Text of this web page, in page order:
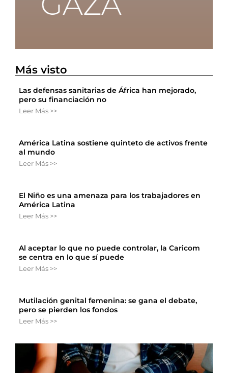
Más visto
Las defensas sanitarias de África han mejorado,
pero su financiación no
Leer Más >>
América Latina sostiene quinteto de activos frente
al mundo
Leer Más >>
El Niño es una amenaza para los trabajadores en
América Latina
Leer Más >>
Al aceptar lo que no puede controlar, la Caricom
se centra en lo que sí puede
Leer Más >>
Mutilación genital femenina: se gana el debate,
pero se pierden los fondos
Leer Más >>